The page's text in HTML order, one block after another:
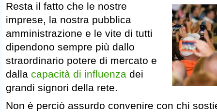
Resta il fatto che le nostre
imprese, la nostra pubblica
amministrazione e le vite di tutti
dipendono sempre più dallo
straordinario potere di mercato e
dalla capacità di influenza dei
grandi signori della rete.
Non è perciò assurdo convenire con chi